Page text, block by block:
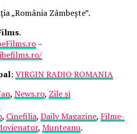
„România Zâmbește”.
.
–
: VIRGIN RADIO ROMANIA
, News.ro, Zile și
, Cinefilia, Daily Magazine, Filme-
, Munteanu.